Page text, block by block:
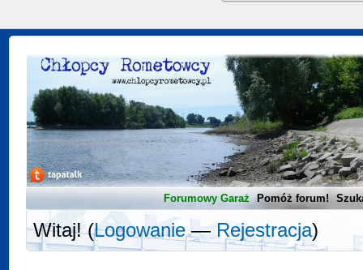
Forumowy Garaż Pomóż forum!
Witaj! (Logowanie—Rejestracja)